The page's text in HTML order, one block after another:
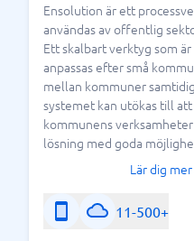
Ensolution är ett
användas av offentlig
Ett skalbart verktyg som
anpassas efter små
mellan kommuner
systemet kan utökas till
kommunens
lösning med goda
Lär dig
11-500+